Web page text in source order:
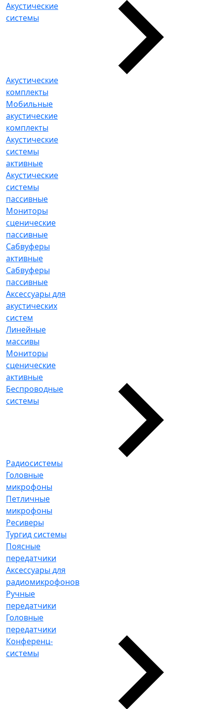
Акустические
системы
Акустические
комплекты
Мобильные
акустические
комплекты
Акустические
системы
активные
Акустические
системы
пассивные
Мониторы
сценические
пассивные
Сабвуферы
активные
Сабвуферы
пассивные
Аксессуары для
акустических
систем
Линейные
массивы
Мониторы
сценические
активные
Беспроводные
системы
Радиосистемы
Головные
микрофоны
Петличные
микрофоны
Ресиверы
Тургид системы
Поясные
передатчики
Аксессуары для
радиомикрофонов
Ручные
передатчики
Головные
передатчики
Конференц-
системы